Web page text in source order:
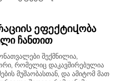
ეფექტიվობა
ჩანთით
შექმნილია,
რომელიც დაკავშირებულია
მუშაობასთან, და ამიტომ მათ